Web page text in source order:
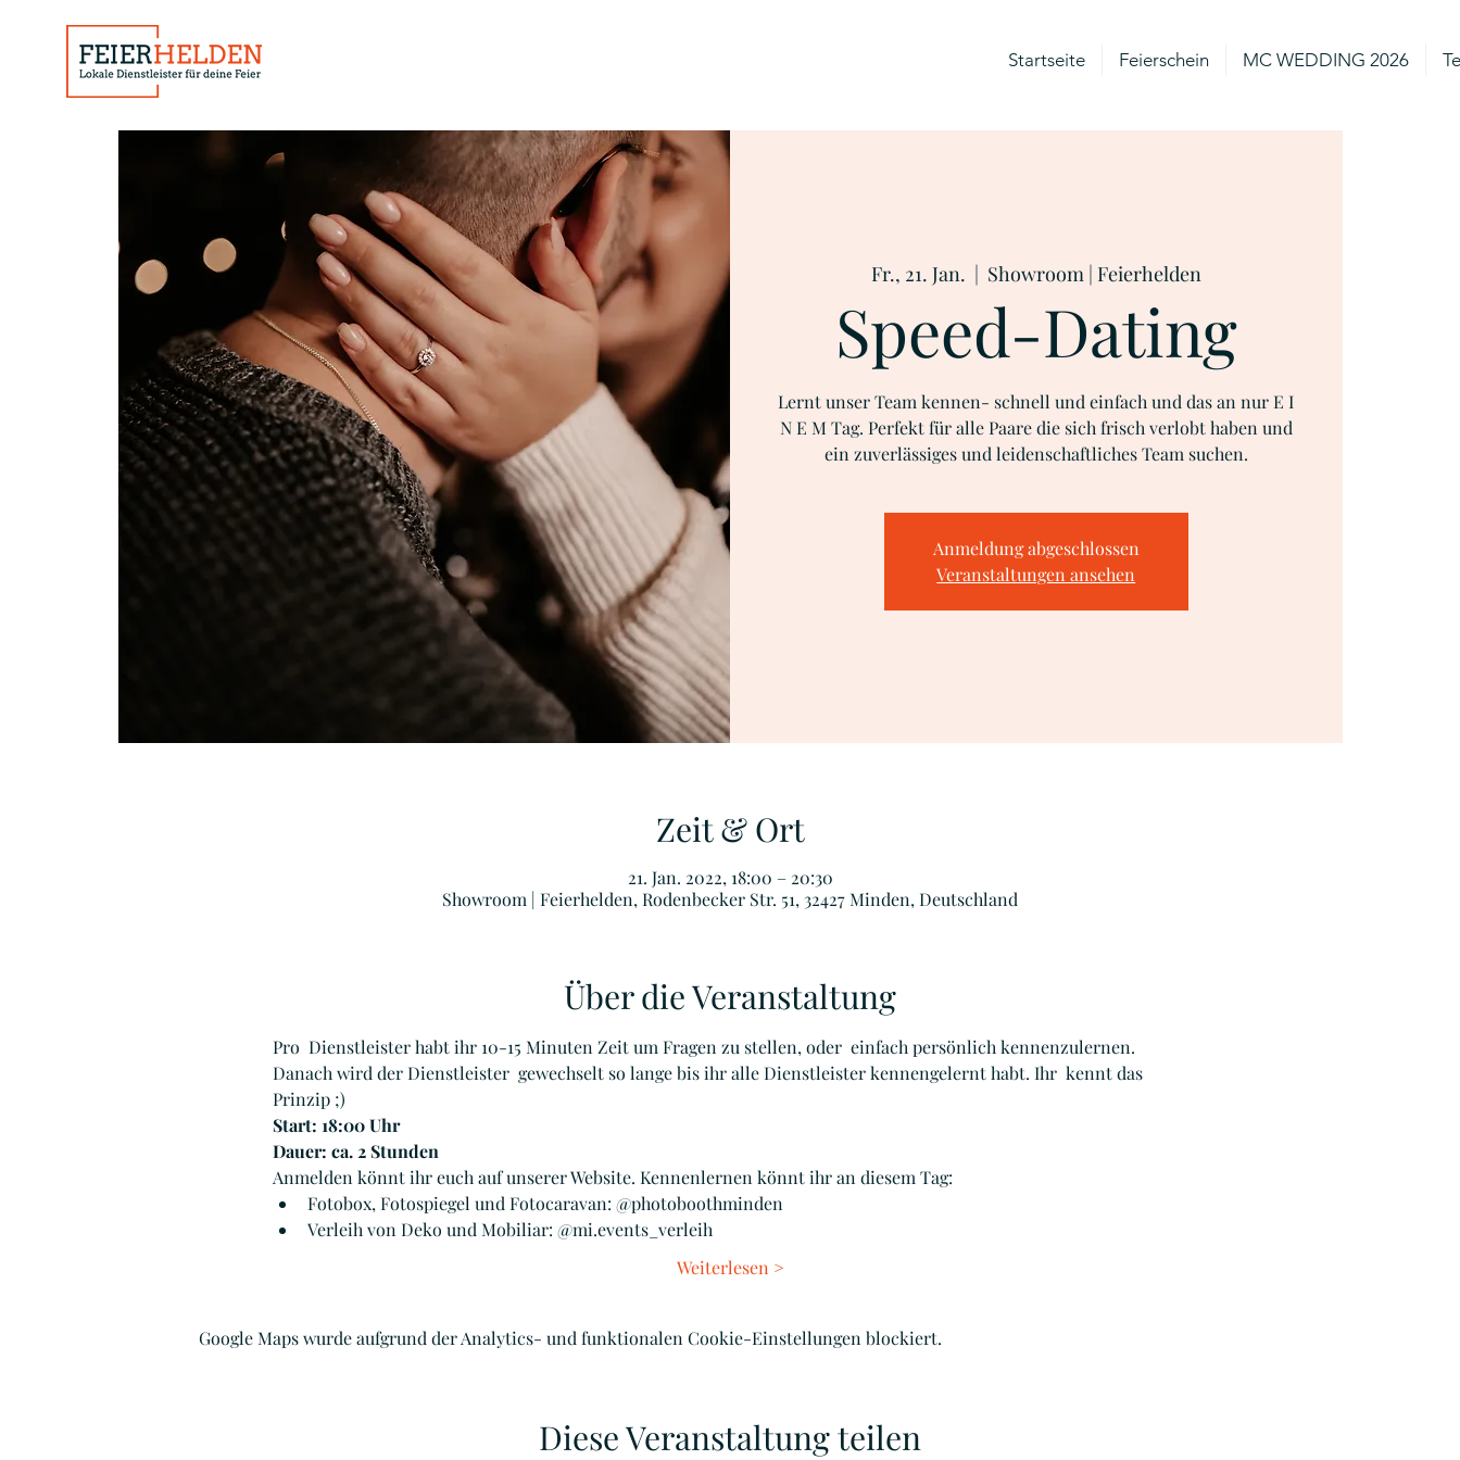
Startseite Feierschein MC WEDDING 2026
Fr., 21. Jan.
  |
Showroom | Feierhelden
Speed-Dating
Lernt unser Team kennen- schnell und einfach und das an nur E I
N E M Tag. Perfekt für alle Paare die sich frisch verlobt haben und
ein zuverlässiges und leidenschaftliches Team suchen.
Anmeldung abgeschlossen
Veranstaltungen ansehen
Zeit & Ort
21. Jan. 2022, 18:00 – 20:30
Showroom | Feierhelden, Rodenbecker Str. 51, 32427 Minden, Deutschland
Über die Veranstaltung
Pro  Dienstleister habt ihr 10-15 Minuten Zeit um Fragen zu stellen, oder  einfach persönlich kennenzulernen.
Danach wird der Dienstleister  gewechselt so lange bis ihr alle Dienstleister kennengelernt habt. Ihr  kennt das
Prinzip ;)
Start: 18:00 Uhr
Dauer: ca. 2 Stunden
Anmelden könnt ihr euch auf unserer Website. Kennenlernen könnt ihr an diesem Tag:
Fotobox, Fotospiegel und Fotocaravan: @photoboothminden
Verleih von Deko und Mobiliar: @mi.events_verleih
Weiterlesen >
Google Maps wurde aufgrund der Analytics- und funktionalen Cookie-Einstellungen blockiert.
Diese Veranstaltung teilen